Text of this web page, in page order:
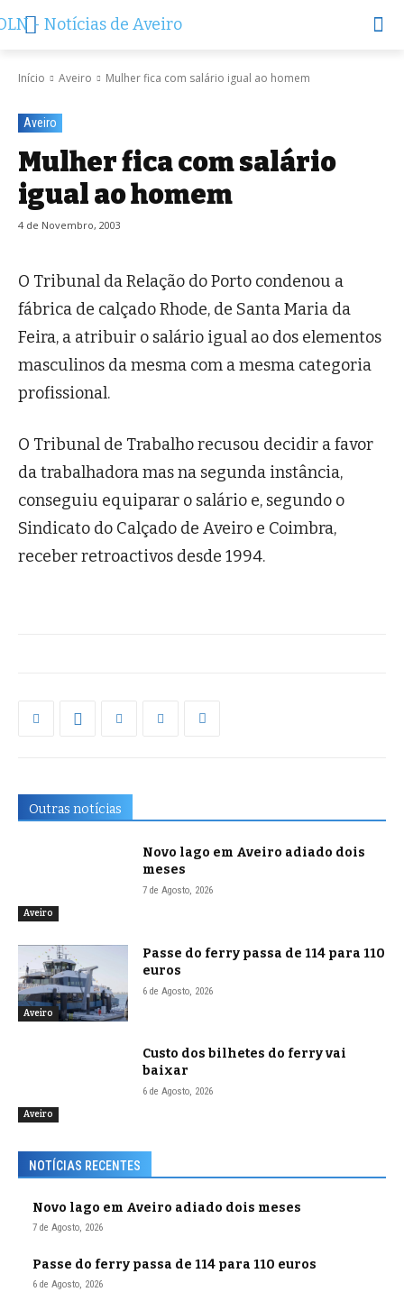
Início Aveiro Mulher fica com salário igual ao homem
Aveiro
Mulher fica com salário
igual ao homem
4 de Novembro, 2003
O Tribunal da Relação do Porto condenou a
fábrica de calçado Rhode, de Santa Maria da
Feira, a atribuir o salário igual ao dos elementos
masculinos da mesma com a mesma categoria
profissional.
O Tribunal de Trabalho recusou decidir a favor
da trabalhadora mas na segunda instância,
conseguiu equiparar o salário e, segundo o
Sindicato do Calçado de Aveiro e Coimbra,
receber retroactivos desde 1994.
Outras notícias
Aveiro
Novo lago em Aveiro adiado dois
meses
7 de Agosto, 2026
Aveiro
Passe do ferry passa de 114 para 110
euros
6 de Agosto, 2026
Aveiro
Custo dos bilhetes do ferry vai
baixar
6 de Agosto, 2026
NOTÍCIAS RECENTES
Novo lago em Aveiro adiado dois meses
7 de Agosto, 2026
Passe do ferry passa de 114 para 110 euros
6 de Agosto, 2026